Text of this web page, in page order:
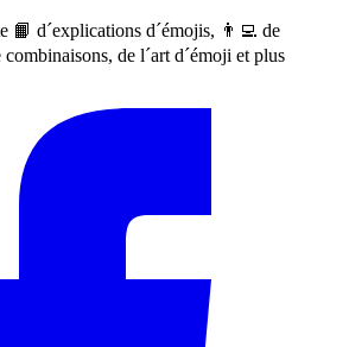
📙 d´explications d´émojis, 👨‍💻 de
de l´art d´émoji et plus